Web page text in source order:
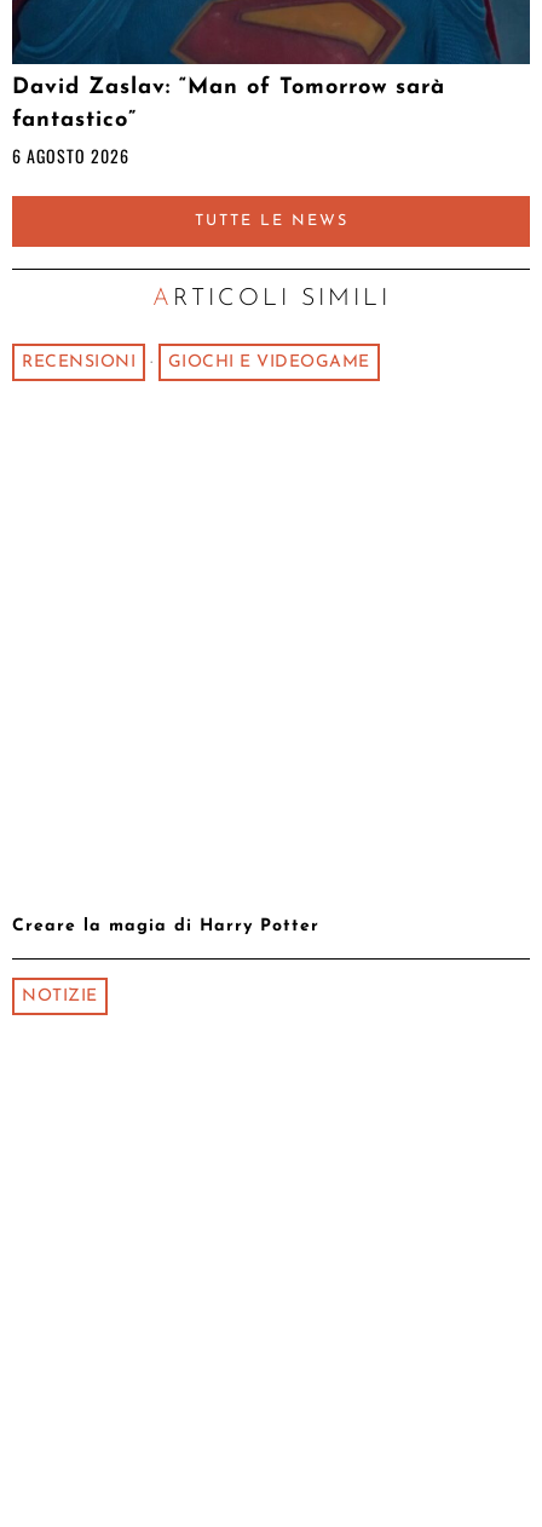
David Zaslav: “Man of Tomorrow sarà
fantastico”
6 AGOSTO 2026
TUTTE LE NEWS
ARTICOLI SIMILI
RECENSIONI · GIOCHI E VIDEOGAME
Creare la magia di Harry Potter
NOTIZIE